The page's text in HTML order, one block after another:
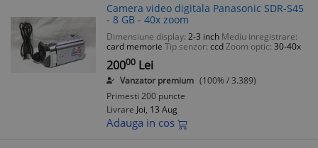
Camera video digitala Panasonic SDR-S45
- 8 GB - 40x zoom
Dimensiune display: 2-3 inch Mediu inregistrare:
card memorie Tip senzor: ccdZoom optic: 30-40x
20000 Lei
Vanzator premium (100% / 3.389)
Primesti 200 puncte
Livrare Joi, 13 Aug
Adauga in cos